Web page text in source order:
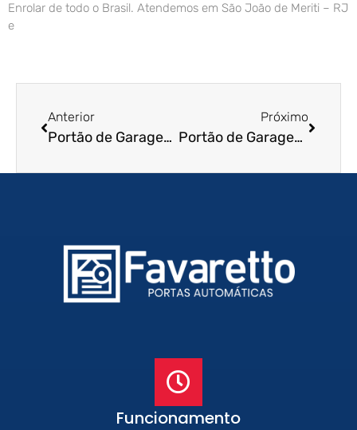
Enrolar de todo o Brasil. Atendemos em São João de Meriti – RJ
e
Anterior
Portão de Garagem de Enrolar em Santa Maria – RS
Próximo
Portão de Garagem de Enrolar em Blumenau – SC
Funcionamento